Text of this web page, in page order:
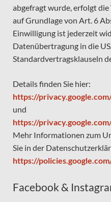
abgefragt wurde, erfolgt
auf Grundlage von Art. 6
Einwilligung ist jederzeit
Datenübertragung in die
Standardvertragsklauseln
Details finden Sie hier:
https://
und
https://
Mehr Informationen zum
Sie in der
https://
Facebook &